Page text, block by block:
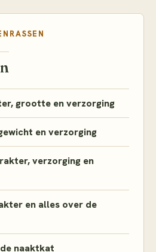
grootte en verzorging
en verzorging
verzorging en
en alles over de
naaktkat